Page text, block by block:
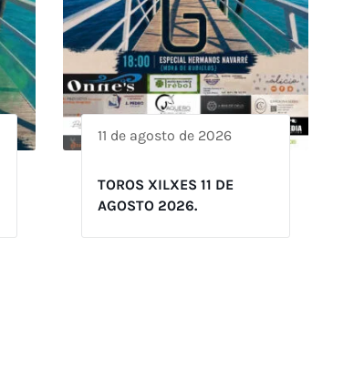
11 de agosto de 2026
TOROS XILXES 11 DE
AGOSTO 2026.